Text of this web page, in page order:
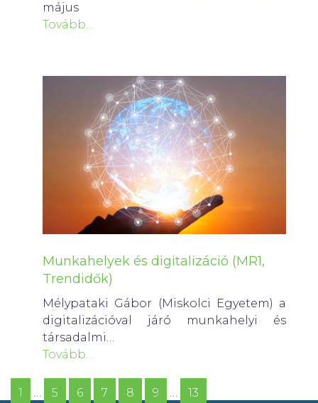
május
Tovább…
Munkahelyek és digitalizáció (MR1,
Trendidők)
Mélypataki Gábor (Miskolci Egyetem) a
digitalizációval járó munkahelyi és
társadalmi…
Tovább…
1 … 5 6 7 8 9 … 13